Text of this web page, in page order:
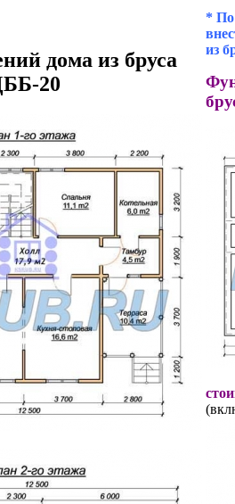
дома из бруса
20
*
из